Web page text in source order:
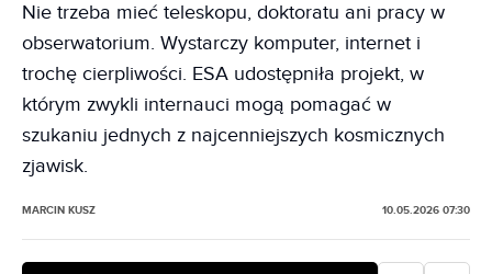
Nie trzeba mieć teleskopu, doktoratu ani pracy w
obserwatorium. Wystarczy komputer, internet i
trochę cierpliwości. ESA udostępniła projekt, w
którym zwykli internauci mogą pomagać w
szukaniu jednych z najcenniejszych kosmicznych
zjawisk.
MARCIN KUSZ 10.05.2026 07:30